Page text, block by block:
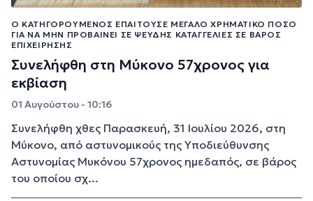
Ο ΚΑΤΗΓΟΡΟΎΜΕΝΟΣ ΕΠΑΙΤΟΎΣΕ ΜΕΓΆΛΟ ΧΡΗΜΑΤΙΚΌ ΠΟΣΌ
ΓΙΑ ΝΑ ΜΗΝ ΠΡΟΒΑΊΝΕΙ ΣΕ ΨΕΥΔΉΣ ΚΑΤΑΓΓΕΛΊΕΣ ΣΕ ΒΆΡΟΣ
ΕΠΙΧΕΊΡΗΣΗΣ
Συνελήφθη στη Μύκονο 57χρονος για
εκβίαση
01 Αυγούστου - 10:16
Συνελήφθη χθες Παρασκευή, 31 Ιουλίου 2026, στη
Μύκονο, από αστυνομικούς της Υποδιεύθυνσης
Αστυνομίας Μυκόνου 57χρονος ημεδαπός, σε βάρος
του οποίου σχ...